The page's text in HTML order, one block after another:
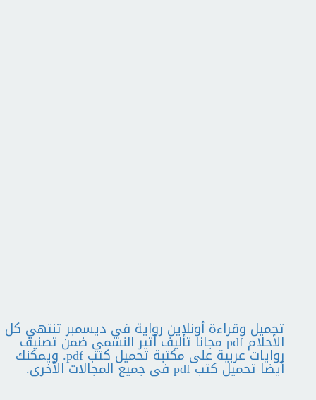
تحميل وقراءة أونلاين رواية في ديسمبر تنتهي كل
الأحلام pdf مجانا تأليف أثير النشمي ضمن تصنيف
روايات عربية على مكتبة تحميل كتب pdf. ويمكنك
أيضا تحميل كتب pdf فى جميع المجالات الأخرى.